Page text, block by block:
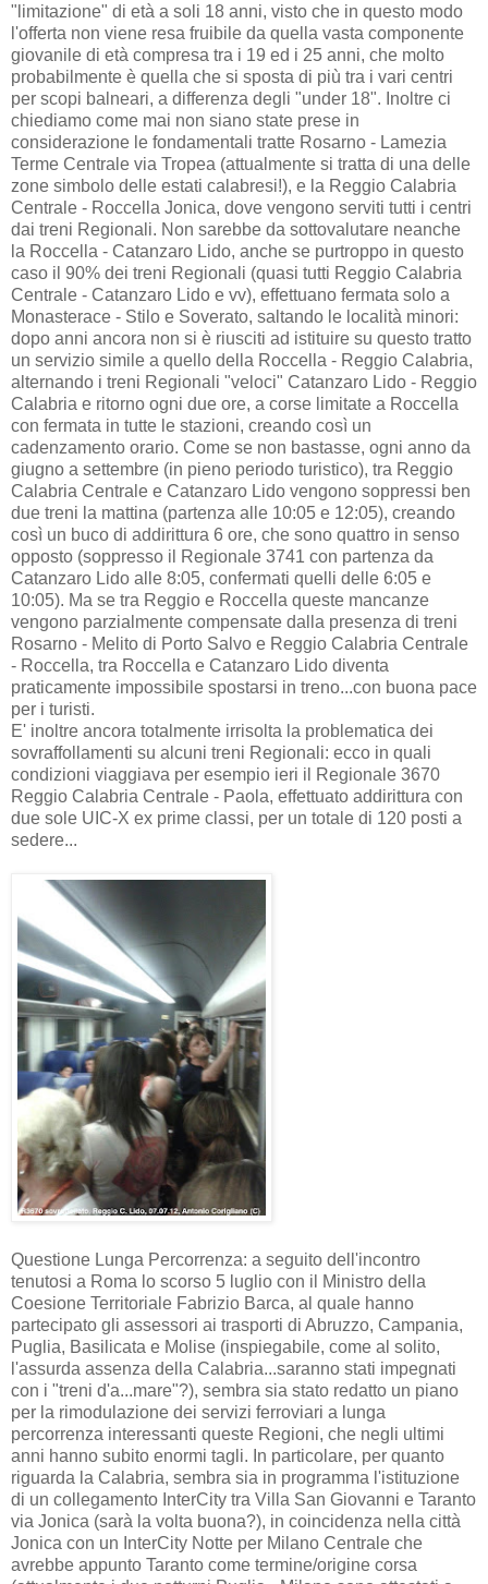
"limitazione" di età a soli 18 anni, visto che in questo modo
l'offerta non viene resa fruibile da quella vasta componente
giovanile di età compresa tra i 19 ed i 25 anni, che molto
probabilmente è quella che si sposta di più tra i vari centri
per scopi balneari, a differenza degli "under 18". Inoltre ci
chiediamo come mai non siano state prese in
considerazione le fondamentali tratte Rosarno - Lamezia
Terme Centrale via Tropea (attualmente si tratta di una delle
zone simbolo delle estati calabresi!), e la Reggio Calabria
Centrale - Roccella Jonica, dove vengono serviti tutti i centri
dai treni Regionali. Non sarebbe da sottovalutare neanche
la Roccella - Catanzaro Lido, anche se purtroppo in questo
caso il 90% dei treni Regionali (quasi tutti Reggio Calabria
Centrale - Catanzaro Lido e vv), effettuano fermata solo a
Monasterace - Stilo e Soverato, saltando le località minori:
dopo anni ancora non si è riusciti ad istituire su questo tratto
un servizio simile a quello della Roccella - Reggio Calabria,
alternando i treni Regionali "veloci" Catanzaro Lido - Reggio
Calabria e ritorno ogni due ore, a corse limitate a Roccella
con fermata in tutte le stazioni, creando così un
cadenzamento orario. Come se non bastasse, ogni anno da
giugno a settembre (in pieno periodo turistico), tra Reggio
Calabria Centrale e Catanzaro Lido vengono soppressi ben
due treni la mattina (partenza alle 10:05 e 12:05), creando
così un buco di addirittura 6 ore, che sono quattro in senso
opposto (soppresso il Regionale 3741 con partenza da
Catanzaro Lido alle 8:05, confermati quelli delle 6:05 e
10:05). Ma se tra Reggio e Roccella queste mancanze
vengono parzialmente compensate dalla presenza di treni
Rosarno - Melito di Porto Salvo e Reggio Calabria Centrale
- Roccella, tra Roccella e Catanzaro Lido diventa
praticamente impossibile spostarsi in treno...con buona pace
per i turisti.
E' inoltre ancora totalmente irrisolta la problematica dei
sovraffollamenti su alcuni treni Regionali: ecco in quali
condizioni viaggiava per esempio ieri il Regionale 3670
Reggio Calabria Centrale - Paola, effettuato addirittura con
due sole UIC-X ex prime classi, per un totale di 120 posti a
sedere...
Questione Lunga Percorrenza: a seguito dell'incontro
tenutosi a Roma lo scorso 5 luglio con il Ministro della
Coesione Territoriale Fabrizio Barca, al quale hanno
partecipato gli assessori ai trasporti di Abruzzo, Campania,
Puglia, Basilicata e Molise (inspiegabile, come al solito,
l'assurda assenza della Calabria...saranno stati impegnati
con i "treni d'a...mare"?), sembra sia stato redatto un piano
per la rimodulazione dei servizi ferroviari a lunga
percorrenza interessanti queste Regioni, che negli ultimi
anni hanno subito enormi tagli. In particolare, per quanto
riguarda la Calabria, sembra sia in programma l'istituzione
di un collegamento InterCity tra Villa San Giovanni e Taranto
via Jonica (sarà la volta buona?), in coincidenza nella città
Jonica con un InterCity Notte per Milano Centrale che
avrebbe appunto Taranto come termine/origine corsa